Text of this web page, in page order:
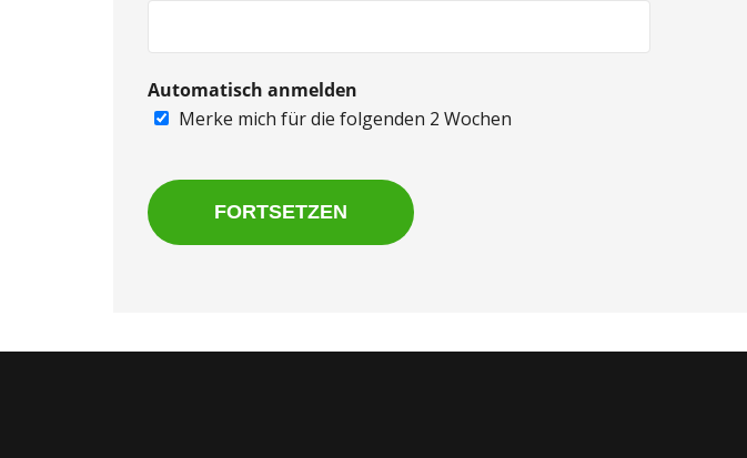
Automatisch anmelden
Merke mich für die folgenden 2 Wochen